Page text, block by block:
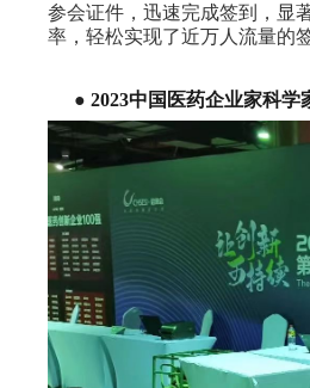
参会证件，迅速完成签到，显
率，轻松实现了近万人流量的
● 2023中国医药企业家科学